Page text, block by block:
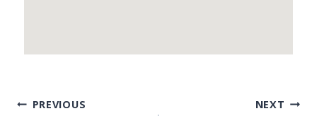
PREVIOUS NEXT